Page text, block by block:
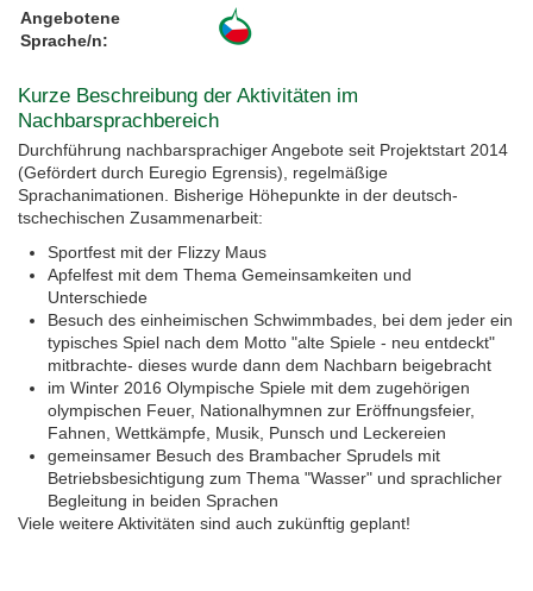
Serie Biedronka, Maus & Žába
Wanderausstellung
Interreg PLSN 2014-2020
Mitwirkung anmelden
Übersicht Mitwirkende
Öffentlichkeitsarbeit
Archiv
Aktionstage 2024
Tag der Nachbarsprachen 2023
Angebotene
Sprache/n:
Kurze Beschreibung der Aktivitäten im
Nachbarsprachbereich
Durchführung nachbarsprachiger Angebote seit Projektstart 2014
(Gefördert durch Euregio Egrensis), regelmäßige
Sprachanimationen. Bisherige Höhepunkte in der deutsch-
tschechischen Zusammenarbeit:
Sportfest mit der Flizzy Maus
Apfelfest mit dem Thema Gemeinsamkeiten und
Unterschiede
Besuch des einheimischen Schwimmbades, bei dem jeder ein
typisches Spiel nach dem Motto "alte Spiele - neu entdeckt"
mitbrachte- dieses wurde dann dem Nachbarn beigebracht
im Winter 2016 Olympische Spiele mit dem zugehörigen
olympischen Feuer, Nationalhymnen zur Eröffnungsfeier,
Fahnen, Wettkämpfe, Musik, Punsch und Leckereien
gemeinsamer Besuch des Brambacher Sprudels mit
Betriebsbesichtigung zum Thema "Wasser" und sprachlicher
Begleitung in beiden Sprachen
Viele weitere Aktivitäten sind auch zukünftig geplant!